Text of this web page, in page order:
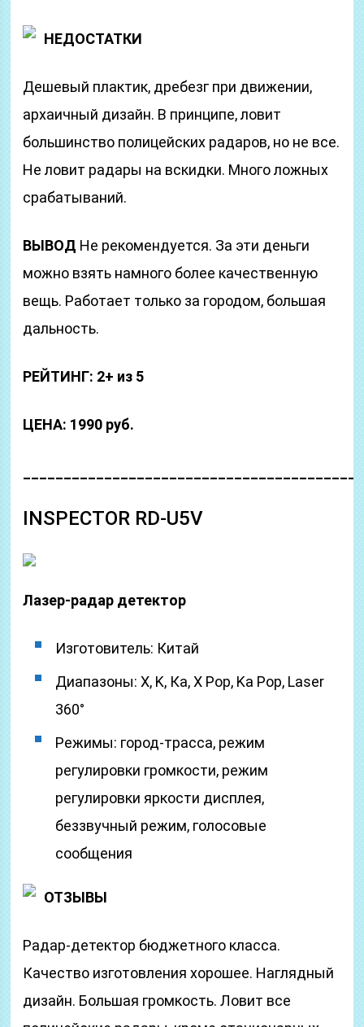
НЕДОСТАТКИ
Дешевый плактик, дребезг при движении,
архаичный дизайн. В принципе, ловит
большинство полицейских радаров, но не все.
Не ловит радары на вскидки. Много ложных
срабатываний.
ВЫВОД Не рекомендуется. За эти деньги
можно взять намного более качественную
вещь. Работает только за городом, большая
дальность.
РЕЙТИНГ: 2+ из 5
ЦЕНА: 1990 руб.
INSPECTOR RD-U5V
Лазер-радар детектор
Изготовитель: Китай
Диапазоны: Х, K, Ка, X Pop, Ka Pop, Laser
360°
Режимы: город-трасса, режим
регулировки громкости, режим
регулировки яркости дисплея,
беззвучный режим, голосовые
сообщения
ОТЗЫВЫ
Радар-детектор бюджетного класса.
Качество изготовления хорошее. Наглядный
дизайн. Большая громкость. Ловит все